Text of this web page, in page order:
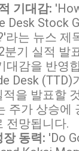
기대감:
Desk Stock
라는 뉴스 제
분기 실적 발
대감을 반영
Desk (TTD)
적을 발표할
주가 상승에
전망됩니다.
동력: 'Do